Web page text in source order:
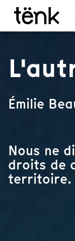
Émilie
Nous ne
droits de
territoire.